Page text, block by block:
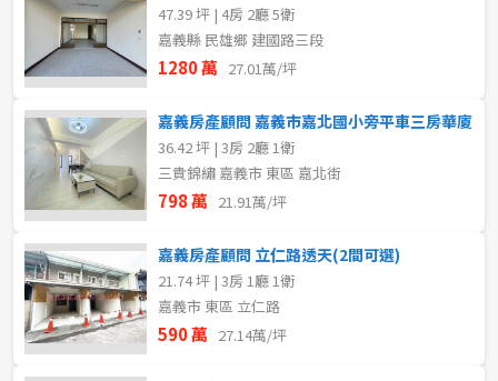
47.39 坪 | 4房 2廳 5衛
嘉義縣 民雄鄉 建國路三段
1280 萬 27.01萬/坪
嘉義房產顧問 嘉義市嘉北國小旁平車三房華廈
36.42 坪 | 3房 2廳 1衛
三貴錦繡 嘉義市 東區 嘉北街
798 萬 21.91萬/坪
嘉義房產顧問 立仁路透天(2間可選)
21.74 坪 | 3房 1廳 1衛
嘉義市 東區 立仁路
590 萬 27.14萬/坪